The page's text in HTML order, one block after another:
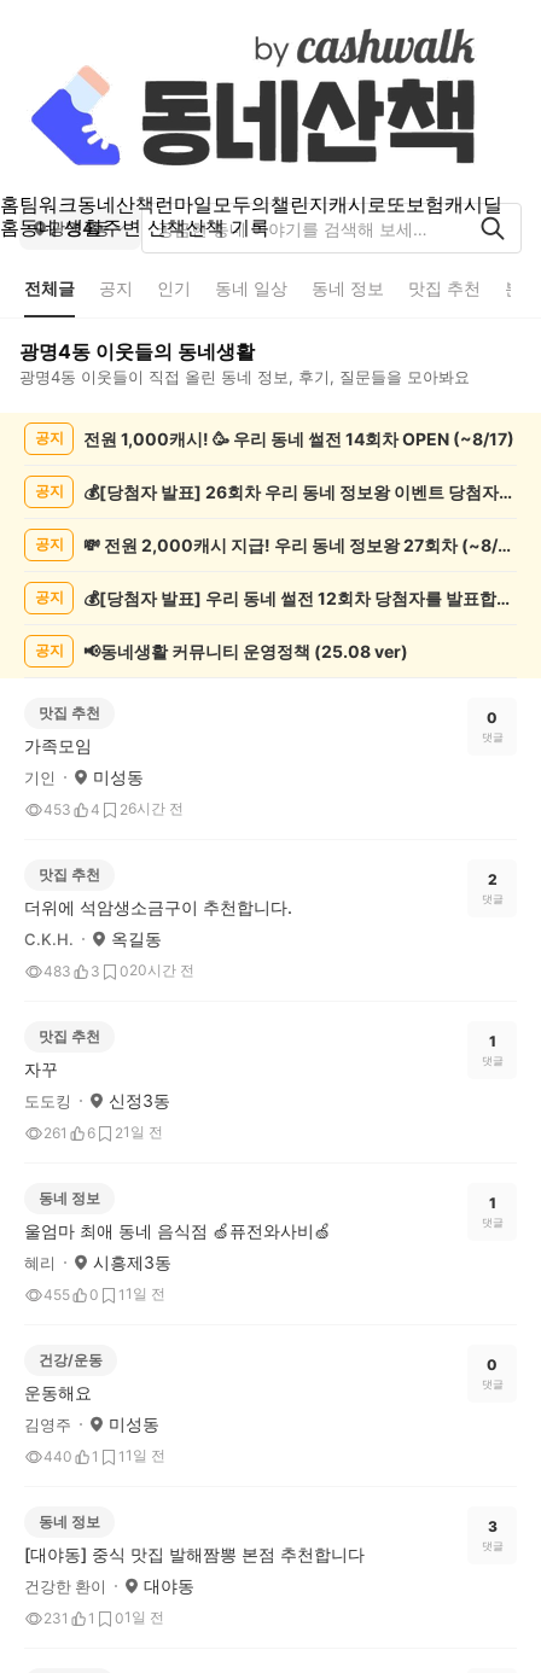
홈팀워크동네산책런마일모두의챌린지캐시로또보험캐시딜
홈동네 생활주변 산책산책 기록
광명4동
전체글 공지 인기 동네 일상 동네 정보 맛집 추천 분
광명4동 이웃들의 동네생활
광명4동 이웃들이 직접 올린 동네 정보, 후기, 질문들을 모아봐요
록
공지 전원 1,000캐시! 🥳 우리 동네 썰전 14회차 OPEN (~8/17)
공지 💰[당첨자 발표] 26회차 우리 동네 정보왕 이벤트 당첨자를 발표합니다!
공지 💸 전원 2,000캐시 지급! 우리 동네 정보왕 27회차 (~8/10)
공지 💰[당첨자 발표] 우리 동네 썰전 12회차 당첨자를 발표합니다!
공지 📢동네생활 커뮤니티 운영정책 (25.08 ver)
맛집 추천
가족모임
기인 미성동
453 4 26시간 전
0
댓글
맛집 추천
더위에 석암생소금구이 추천합니다.
C.K.H. 옥길동
483 3 020시간 전
2
댓글
맛집 추천
자꾸
도도킹 신정3동
261 6 21일 전
1
댓글
동네 정보
울엄마 최애 동네 음식점 🍏퓨전와사비🍏
혜리 시흥제3동
455 0 1 1일 전
1
댓글
건강/운동
운동해요
김영주 미성동
440 1 1 1일 전
0
댓글
동네 정보
[대야동] 중식 맛집 발해짬뽕 본점 추천합니다
건강한 환이 대야동
231 1 01일 전
3
댓글